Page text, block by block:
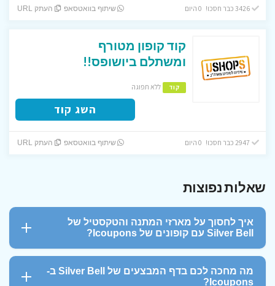
3426 כבר חסכו! 0 היום שיתוף בוואטסאפ העתק URL
קוד קופון מטורף
ומשתלם ביושופס!!
קוד ללא תפוגה
השג קוד
שיתוף בוואטסאפ העתק URL
שאלות נפוצות
איך לחסוך על מארזי המתנה והטקסטיל של
Silver Bell עם קופונים של Icoupons?
העתיקו את קוד הקופון או לחצו על כפתור המבצע המופיע כאן בדף של
Icoupons.
מה מחכה לכם בדף המבצעים של Silver Bell ב-
Icoupons?